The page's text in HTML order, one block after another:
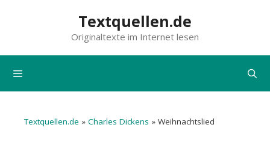
Textquellen.de
Originaltexte im Internet lesen
Textquellen.de » Charles Dickens » Weihnachtslied